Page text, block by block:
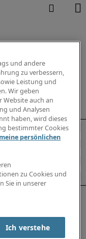
und andere
zu verbessern,
Leistung und
Wir geben
auch an
und Analysen
haben, wird dieses
bestimmter Cookies
persönlichen
zu Cookies und
Sie in unserer
Ich verstehe